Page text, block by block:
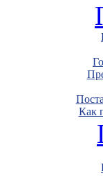
Как